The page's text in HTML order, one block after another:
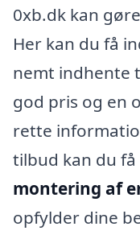
0xb.dk kan
Her kan du få
nemt indhente
god pris og en
rette
tilbud kan du
montering af
opfylder dine